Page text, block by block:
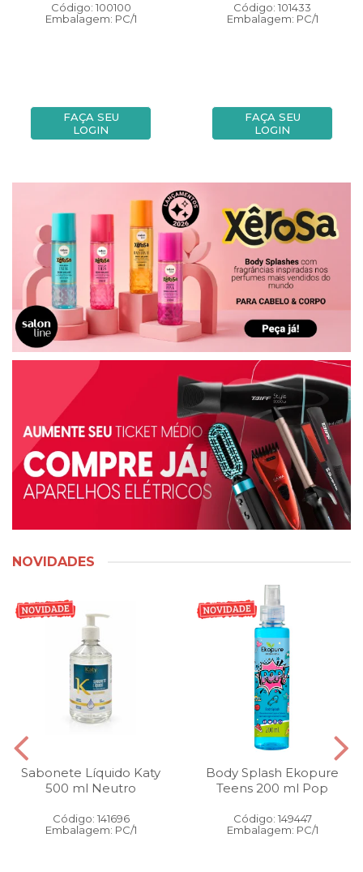
Código: 100100
Embalagem: PC/1
FAÇA SEU
LOGIN
Código: 101433
Embalagem: PC/1
FAÇA SEU
LOGIN
NOVIDADES
Sabonete Líquido Katy
500 ml Neutro
Código: 141696
Embalagem: PC/1
Body Splash Ekopure
Teens 200 ml Pop
Código: 149447
Embalagem: PC/1